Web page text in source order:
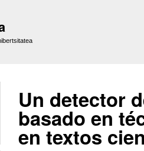
Un detector
basado en
en textos